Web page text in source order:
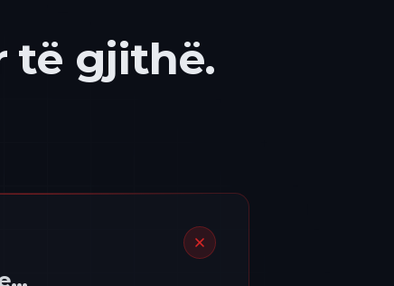
të gjithë.